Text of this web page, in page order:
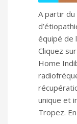
A partir
équipé de
Cliquez
Home
unique et
Tropez.